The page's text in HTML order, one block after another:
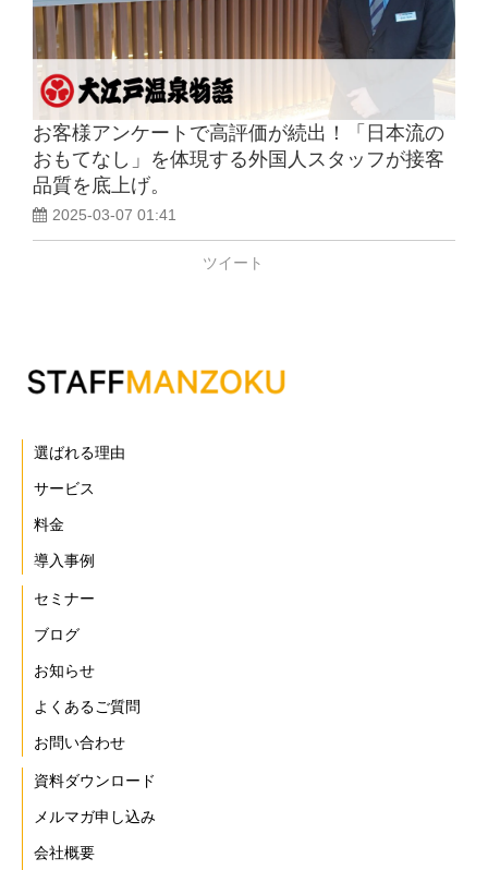
お客様アンケートで高評価が続出！「日本流の
おもてなし」を体現する外国人スタッフが接客
品質を底上げ。
2025-03-07 01:41
ツイート
選ばれる理由
サービス
料金
導入事例
セミナー
ブログ
お知らせ
よくあるご質問
お問い合わせ
資料ダウンロード
メルマガ申し込み
会社概要